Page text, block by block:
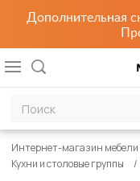
Дополнительная
Интернет-магазин мебели
Кухни и столовые группы